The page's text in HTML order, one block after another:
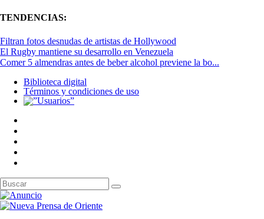
TENDENCIAS:
Filtran fotos desnudas de artistas de Hollywood
El Rugby mantiene su desarrollo en Venezuela
Comer 5 almendras antes de beber alcohol previene la bo...
Biblioteca digital
Términos y condiciones de uso